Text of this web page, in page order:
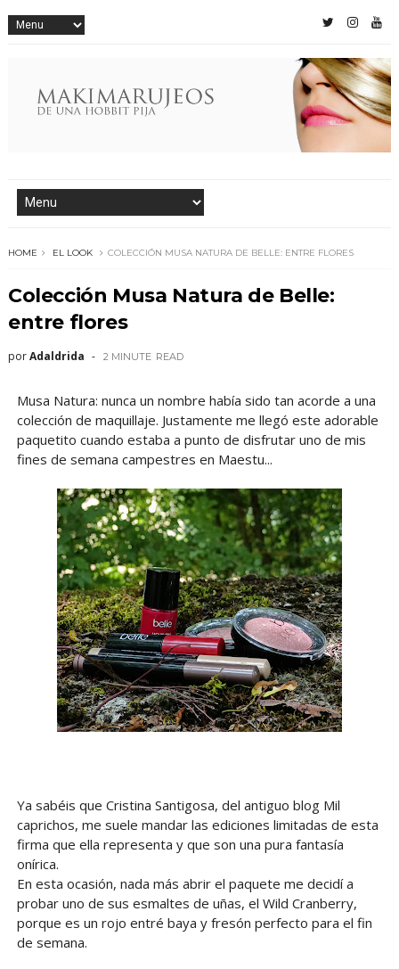
HOME EL LOOK COLECCIÓN MUSA NATURA DE BELLE: ENTRE FLORES
Colección Musa Natura de Belle:
entre flores
porAdaldrida 2 MINUTE READ
Musa Natura: nunca un nombre había sido tan acorde a una
colección de maquillaje. Justamente me llegó este adorable
paquetito cuando estaba a punto de disfrutar uno de mis
fines de semana campestres en Maestu...
Ya sabéis que Cristina Santigosa, del antiguo blog Mil
caprichos, me suele mandar las ediciones limitadas de esta
firma que ella representa y que son una pura fantasía
onírica.
En esta ocasión, nada más abrir el paquete me decidí a
probar uno de sus esmaltes de uñas, el Wild Cranberry,
porque es un rojo entré baya y fresón perfecto para el fin
de semana.